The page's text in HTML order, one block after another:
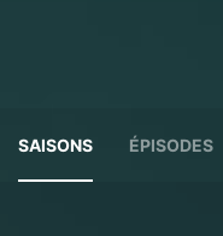
SAISONS ÉPISODES